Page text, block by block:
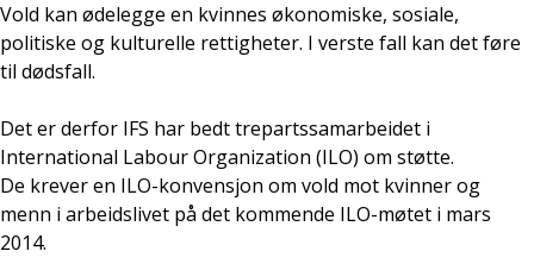
Vold kan ødelegge en kvinnes økonomiske, sosiale,
politiske og kulturelle rettigheter. I verste fall kan detføre
til dødsfall.
Det er derfor IFS har bedttrepartssamarbeidet i
International LabourOrganization (ILO) om støtte.
De kreveren ILO-konvensjon om vold mot kvinnerog
menn i arbeidslivet på det kommende ILO-møtet i mars
2014.